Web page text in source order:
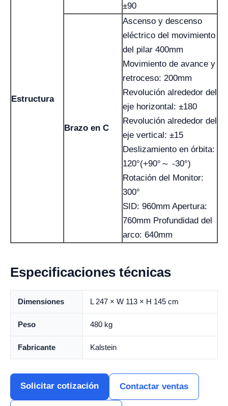
Estructura
±90
Brazo en C
Ascenso y descenso
eléctrico del movimiento
del pilar 400mm
Movimiento de avance y
retroceso: 200mm
Revolución alrededor del
eje horizontal: ±180
Revolución alrededor del
eje vertical: ±15
Deslizamiento en órbita:
120°(+90°～ -30°)
Rotación del Monitor:
300°
SID: 960mm Apertura:
760mm Profundidad del
arco: 640mm
Especificaciones técnicas
Dimensiones L 247 × W 113 × H 145 cm
Peso 480 kg
Fabricante Kalstein
Solicitar cotización Contactar ventas